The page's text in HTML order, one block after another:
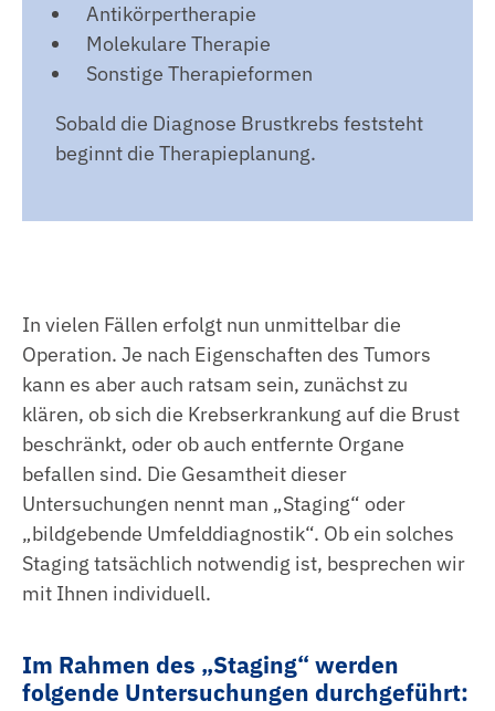
Antikörpertherapie
Molekulare Therapie
Sonstige Therapieformen
Sobald die Diagnose Brustkrebs feststeht
beginnt die Therapieplanung.
In vielen Fällen erfolgt nun unmittelbar die
Operation. Je nach Eigenschaften des Tumors
kann es aber auch ratsam sein, zunächst zu
klären, ob sich die Krebserkrankung auf die Brust
beschränkt, oder ob auch entfernte Organe
befallen sind. Die Gesamtheit dieser
Untersuchungen nennt man „Staging“ oder
„bildgebende Umfelddiagnostik“. Ob ein solches
Staging tatsächlich notwendig ist, besprechen wir
mit Ihnen individuell.
Im Rahmen des „Staging“ werden
folgende Untersuchungen durchgeführt: